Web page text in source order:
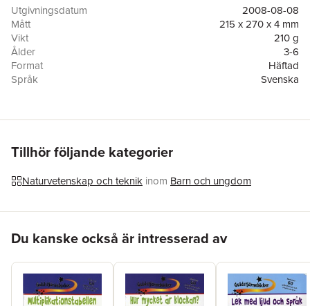
Utvecklar förståelsen för siffror. Lärorika övningar både före och
efter skolstarten.
Utgivningsdatum
2008-08-08
Mått
215 x 270 x 4 mm
Vikt
210 g
Ålder
3-6
Format
Häftad
Språk
Svenska
Antal sidor
32
Illustratör
Tillhör följande kategorier
Naturvetenskap och teknik inom Barn och ungdom
Du kanske också är intresserad av